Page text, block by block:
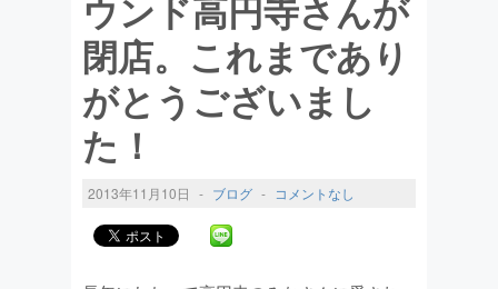
ウンド高円寺さんが
閉店。これまであり
がとうございまし
た！
2013年11月10日 - ブログ - コメントなし